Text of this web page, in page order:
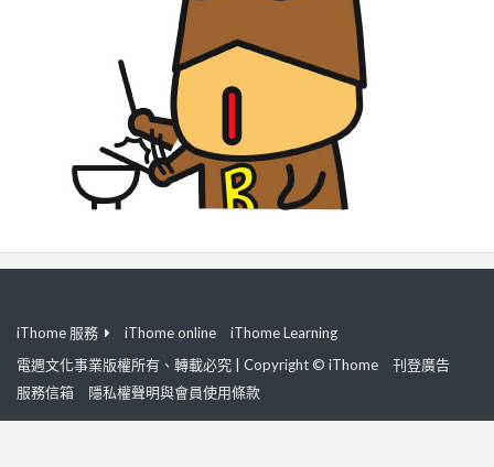
iThome 服務 iThome online
iThome Learning
電週文化事業版權所有、轉載必究 | Copyright © iThome
刊登廣告
服務信箱
隱私權聲明與會員使用條款